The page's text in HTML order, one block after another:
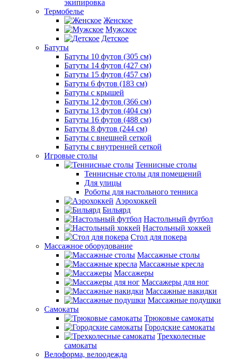
экипировка
Термобелье
Женское
Мужское
Детское
Батуты
Батуты 10 футов (305 см)
Батуты 14 футов (427 см)
Батуты 15 футов (457 см)
Батуты 6 футов (183 см)
Батуты с крышей
Батуты 12 футов (366 см)
Батуты 13 футов (404 см)
Батуты 16 футов (488 см)
Батуты 8 футов (244 см)
Батуты с внешней сеткой
Батуты с внутренней сеткой
Игровые столы
Теннисные столы
Теннисные столы для помещений
Для улицы
Роботы для настольного тенниса
Аэрохоккей
Бильярд
Настольный футбол
Настольный хоккей
Стол для покера
Массажное оборудование
Массажные столы
Массажные кресла
Массажеры
Массажеры для ног
Массажные накидки
Массажные подушки
Самокаты
Трюковые самокаты
Городские самокаты
Трехколесные
самокаты
Велоформа, велоодежда